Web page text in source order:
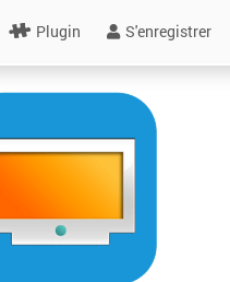
Plugin S'enregistrer